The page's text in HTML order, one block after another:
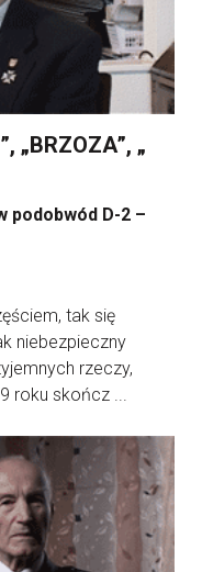
„BRZOZA”, „
podobwód D-2 –
tak się
niebezpieczny
rzeczy,
roku skończ ...